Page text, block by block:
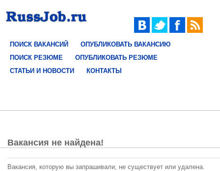
ПОИСК ВАКАНСИЙ
ОПУБЛИКОВАТЬ ВАКАНСИЮ
ПОИСК РЕЗЮМЕ
ОПУБЛИКОВАТЬ РЕЗЮМЕ
СТАТЬИ И НОВОСТИ
КОНТАКТЫ
Вакансия не найдена!
Вакансия, которую вы запрашивали, не существует или удалена.